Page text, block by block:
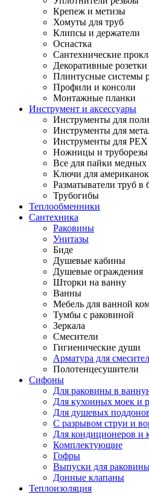
Крепеж и метизы
Хомуты для труб
Клипсы и держатели
Оснастка
Сантехнические
Декоративные розетки
Плинтусные системы
Профили и консоли
Монтажные планки
Инструмент и аксессуары
Инструменты для
Инструменты для
Инструменты для PEX
Ножницы и труборезы
Все для пайки медных
Ключи для американок
Разматыватели труб в
Трубогибы
Теплообменники
Сантехника
Раковины
Унитазы
Биде
Душевые кабины
Душевые ограждения
Шторки на ванну
Ванны
Мебель для ванной
Тумбы с раковиной
Зеркала
Смесители
Гигиенические души
Арматура для
Полотенцесушители
Сифоны
Для раковины в
Для кухонных моек и
Для душевых
С разрывом струи и
Для кондиционеров и
Комплектующие
Гофры
Выпуски для
Донные клапаны
Теплоизоляция